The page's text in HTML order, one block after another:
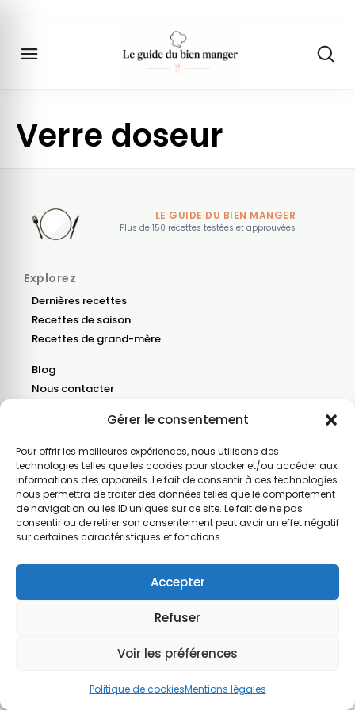
Gérer le consentement
Pour offrir les meilleures expériences, nous utilisons des
technologies telles que les cookies pour stocker et/ou accéder aux
informations des appareils. Le fait de consentir à ces technologies
nous permettra de traiter des données telles que le comportement
de navigation ou les ID uniques sur ce site. Le fait de ne pas
consentir ou de retirer son consentement peut avoir un effet négatif
sur certaines caractéristiques et fonctions.
Accepter
Refuser
Voir les préférences
Politique de cookiesMentions légales
Verre doseur
LE GUIDE DU BIEN MANGER
Plus de 150 recettes testées et approuvées
Explorez
Dernières recettes
Recettes de saison
Recettes de grand-mère
Blog
Nous contacter
Recevez nos dernières recettes
Une fois par mois, les nouvelles recettes, un menu
de saison et une astuce ou une info cuisine.
Votre e-mail
Je m’inscris
J’accepte de recevoir la newsletter par e-mail.
Politique de confidentialité–